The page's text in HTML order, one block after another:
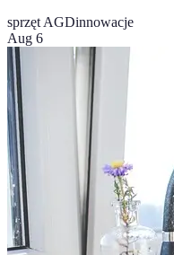
sprzęt AGDinnowacje
Aug 6